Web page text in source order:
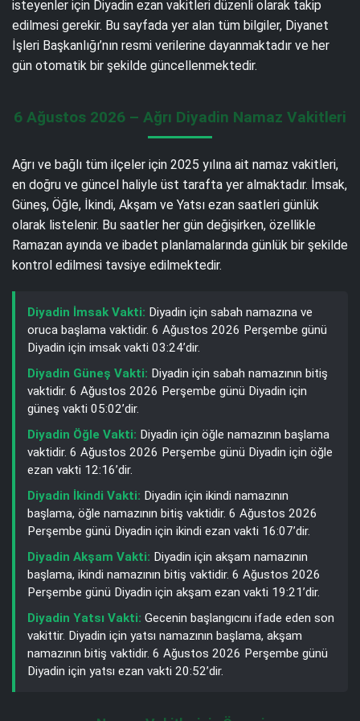
isteyenler için Diyadin ezan vakitleri düzenli olarak takip
edilmesi gerekir. Bu sayfada yer alan tüm bilgiler, Diyanet
İşleri Başkanlığı’nın resmi verilerine dayanmaktadır ve her
gün otomatik bir şekilde güncellenmektedir.
6 Ağustos 2026 – Ağrı Diyadin Namaz Vakitleri
Ağrı ve bağlı tüm ilçeler için 2025 yılına ait namaz vakitleri,
en doğru ve güncel haliyle üst tarafta yer almaktadır. İmsak,
Güneş, Öğle, İkindi, Akşam ve Yatsı ezan saatleri günlük
olarak listelenir. Bu saatler her gün değişirken, özellikle
Ramazan ayında ve ibadet planlamalarında günlük bir şekilde
kontrol edilmesi tavsiye edilmektedir.
Diyadin İmsak Vakti: Diyadin için sabah namazına ve
oruca başlama vaktidir. 6 Ağustos 2026 Perşembe günü
Diyadin için imsak vakti 03:24’dir.
Diyadin Güneş Vakti: Diyadin için sabah namazının bitiş
vaktidir. 6 Ağustos 2026 Perşembe günü Diyadin için
güneş vakti 05:02’dir.
Diyadin Öğle Vakti: Diyadin için öğle namazının başlama
vaktidir. 6 Ağustos 2026 Perşembe günü Diyadin için öğle
ezan vakti 12:16’dir.
Diyadin İkindi Vakti: Diyadin için ikindi namazının
başlama, öğle namazının bitiş vaktidir. 6 Ağustos 2026
Perşembe günü Diyadin için ikindi ezan vakti 16:07’dir.
Diyadin Akşam Vakti: Diyadin için akşam namazının
başlama, ikindi namazının bitiş vaktidir. 6 Ağustos 2026
Perşembe günü Diyadin için akşam ezan vakti 19:21’dir.
Diyadin Yatsı Vakti: Gecenin başlangıcını ifade eden son
vakittir. Diyadin için yatsı namazının başlama, akşam
namazının bitiş vaktidir. 6 Ağustos 2026 Perşembe günü
Diyadin için yatsı ezan vakti 20:52’dir.